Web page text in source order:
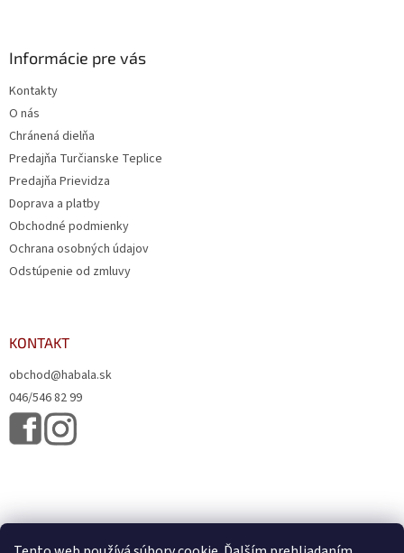
Informácie pre vás
Kontakty
O nás
Chránená dielňa
Predajňa Turčianske Teplice
Predajňa Prievidza
Doprava a platby
Obchodné podmienky
Ochrana osobných údajov
Odstúpenie od zmluvy
KONTAKT
obchod@habala.sk
046/546 82 99